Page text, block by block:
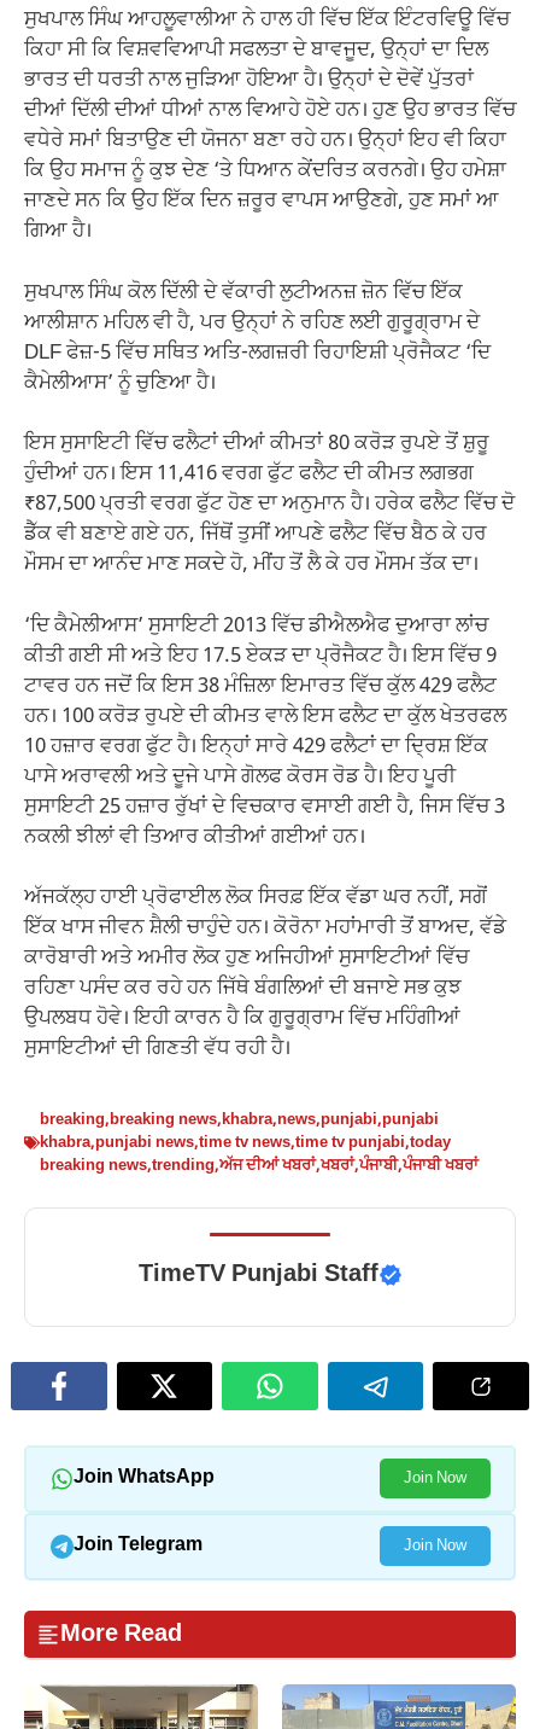
ਸੁਖਪਾਲ ਸਿੰਘ ਆਹਲੂਵਾਲੀਆ ਨੇ ਹਾਲ ਹੀ ਵਿੱਚ ਇੱਕ ਇੰਟਰਵਿਊ ਵਿੱਚ
ਕਿਹਾ ਸੀ ਕਿ ਵਿਸ਼ਵਵਿਆਪੀ ਸਫਲਤਾ ਦੇ ਬਾਵਜੂਦ, ਉਨ੍ਹਾਂ ਦਾ ਦਿਲ
ਭਾਰਤ ਦੀ ਧਰਤੀ ਨਾਲ ਜੁੜਿਆ ਹੋਇਆ ਹੈ। ਉਨ੍ਹਾਂ ਦੇ ਦੋਵੇਂ ਪੁੱਤਰਾਂ
ਦੀਆਂ ਦਿੱਲੀ ਦੀਆਂ ਧੀਆਂ ਨਾਲ ਵਿਆਹੇ ਹੋਏ ਹਨ। ਹੁਣ ਉਹ ਭਾਰਤ ਵਿੱਚ
ਵਧੇਰੇ ਸਮਾਂ ਬਿਤਾਉਣ ਦੀ ਯੋਜਨਾ ਬਣਾ ਰਹੇ ਹਨ। ਉਨ੍ਹਾਂ ਇਹ ਵੀ ਕਿਹਾ
ਕਿ ਉਹ ਸਮਾਜ ਨੂੰ ਕੁਝ ਦੇਣ ‘ਤੇ ਧਿਆਨ ਕੇਂਦਰਿਤ ਕਰਨਗੇ। ਉਹ ਹਮੇਸ਼ਾ
ਜਾਣਦੇ ਸਨ ਕਿ ਉਹ ਇੱਕ ਦਿਨ ਜ਼ਰੂਰ ਵਾਪਸ ਆਉਣਗੇ, ਹੁਣ ਸਮਾਂ ਆ
ਗਿਆ ਹੈ।
ਸੁਖਪਾਲ ਸਿੰਘ ਕੋਲ ਦਿੱਲੀ ਦੇ ਵੱਕਾਰੀ ਲੁਟੀਅਨਜ਼ ਜ਼ੋਨ ਵਿੱਚ ਇੱਕ
ਆਲੀਸ਼ਾਨ ਮਹਿਲ ਵੀ ਹੈ, ਪਰ ਉਨ੍ਹਾਂ ਨੇ ਰਹਿਣ ਲਈ ਗੁਰੂਗ੍ਰਾਮ ਦੇ
DLF ਫੇਜ਼-5 ਵਿੱਚ ਸਥਿਤ ਅਤਿ-ਲਗਜ਼ਰੀ ਰਿਹਾਇਸ਼ੀ ਪ੍ਰੋਜੈਕਟ ‘ਦਿ
ਕੈਮੇਲੀਆਸ’ ਨੂੰ ਚੁਣਿਆ ਹੈ।
ਇਸ ਸੁਸਾਇਟੀ ਵਿੱਚ ਫਲੈਟਾਂ ਦੀਆਂ ਕੀਮਤਾਂ 80 ਕਰੋੜ ਰੁਪਏ ਤੋਂ ਸ਼ੁਰੂ
ਹੁੰਦੀਆਂ ਹਨ। ਇਸ 11,416 ਵਰਗ ਫੁੱਟ ਫਲੈਟ ਦੀ ਕੀਮਤ ਲਗਭਗ
₹87,500 ਪ੍ਰਤੀ ਵਰਗ ਫੁੱਟ ਹੋਣ ਦਾ ਅਨੁਮਾਨ ਹੈ। ਹਰੇਕ ਫਲੈਟ ਵਿੱਚ ਦੋ
ਡੈੱਕ ਵੀ ਬਣਾਏ ਗਏ ਹਨ, ਜਿੱਥੋਂ ਤੁਸੀਂ ਆਪਣੇ ਫਲੈਟ ਵਿੱਚ ਬੈਠ ਕੇ ਹਰ
ਮੌਸਮ ਦਾ ਆਨੰਦ ਮਾਣ ਸਕਦੇ ਹੋ, ਮੀਂਹ ਤੋਂ ਲੈ ਕੇ ਹਰ ਮੌਸਮ ਤੱਕ ਦਾ।
‘ਦਿ ਕੈਮੇਲੀਆਸ’ ਸੁਸਾਇਟੀ 2013 ਵਿੱਚ ਡੀਐਲਐਫ ਦੁਆਰਾ ਲਾਂਚ
ਕੀਤੀ ਗਈ ਸੀ ਅਤੇ ਇਹ 17.5 ਏਕੜ ਦਾ ਪ੍ਰੋਜੈਕਟ ਹੈ। ਇਸ ਵਿੱਚ 9
ਟਾਵਰ ਹਨ ਜਦੋਂ ਕਿ ਇਸ 38 ਮੰਜ਼ਿਲਾ ਇਮਾਰਤ ਵਿੱਚ ਕੁੱਲ 429 ਫਲੈਟ
ਹਨ। 100 ਕਰੋੜ ਰੁਪਏ ਦੀ ਕੀਮਤ ਵਾਲੇ ਇਸ ਫਲੈਟ ਦਾ ਕੁੱਲ ਖੇਤਰਫਲ
10 ਹਜ਼ਾਰ ਵਰਗ ਫੁੱਟ ਹੈ। ਇਨ੍ਹਾਂ ਸਾਰੇ 429 ਫਲੈਟਾਂ ਦਾ ਦ੍ਰਿਸ਼ ਇੱਕ
ਪਾਸੇ ਅਰਾਵਲੀ ਅਤੇ ਦੂਜੇ ਪਾਸੇ ਗੋਲਫ ਕੋਰਸ ਰੋਡ ਹੈ। ਇਹ ਪੂਰੀ
ਸੁਸਾਇਟੀ 25 ਹਜ਼ਾਰ ਰੁੱਖਾਂ ਦੇ ਵਿਚਕਾਰ ਵਸਾਈ ਗਈ ਹੈ, ਜਿਸ ਵਿੱਚ 3
ਨਕਲੀ ਝੀਲਾਂ ਵੀ ਤਿਆਰ ਕੀਤੀਆਂ ਗਈਆਂ ਹਨ।
ਅੱਜਕੱਲ੍ਹ ਹਾਈ ਪ੍ਰੋਫਾਈਲ ਲੋਕ ਸਿਰਫ਼ ਇੱਕ ਵੱਡਾ ਘਰ ਨਹੀਂ, ਸਗੋਂ
ਇੱਕ ਖਾਸ ਜੀਵਨ ਸ਼ੈਲੀ ਚਾਹੁੰਦੇ ਹਨ। ਕੋਰੋਨਾ ਮਹਾਂਮਾਰੀ ਤੋਂ ਬਾਅਦ, ਵੱਡੇ
ਕਾਰੋਬਾਰੀ ਅਤੇ ਅਮੀਰ ਲੋਕ ਹੁਣ ਅਜਿਹੀਆਂ ਸੁਸਾਇਟੀਆਂ ਵਿੱਚ
ਰਹਿਣਾ ਪਸੰਦ ਕਰ ਰਹੇ ਹਨ ਜਿੱਥੇ ਬੰਗਲਿਆਂ ਦੀ ਬਜਾਏ ਸਭ ਕੁਝ
ਉਪਲਬਧ ਹੋਵੇ। ਇਹੀ ਕਾਰਨ ਹੈ ਕਿ ਗੁਰੂਗ੍ਰਾਮ ਵਿੱਚ ਮਹਿੰਗੀਆਂ
ਸੁਸਾਇਟੀਆਂ ਦੀ ਗਿਣਤੀ ਵੱਧ ਰਹੀ ਹੈ।
breaking,breaking news,khabra,news,punjabi,punjabi
khabra,punjabi news,time tv news,time tv punjabi,today
breaking news,trending,ਅੱਜ ਦੀਆਂ ਖਬਰਾਂ,ਖਬਰਾਂ,ਪੰਜਾਬੀ,ਪੰਜਾਬੀ ਖਬਰਾਂ
TimeTV Punjabi Staff
Join WhatsApp Join Now
Join Telegram Join Now
More Read